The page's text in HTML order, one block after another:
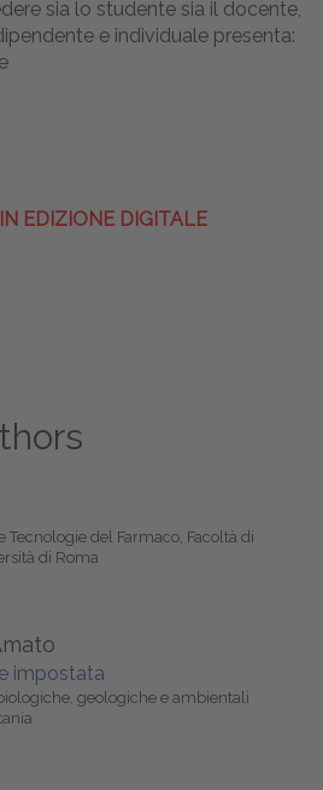
sia lo studente sia il docente,
e individuale presenta:
EDIZIONE DIGITALE
del Farmaco, Facoltà di
di Roma
geologiche e ambientali